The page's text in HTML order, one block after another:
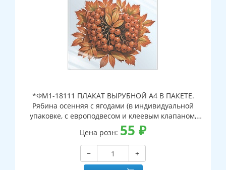
*ФМ1-18111 ПЛАКАТ ВЫРУБНОЙ А4 В ПАКЕТЕ.
Рябина осенняя с ягодами (в индивидуальной
упаковке, с европодвесом и клеевым клапаном,
двухсторонний, ВД-лак)
Цена розн: 55 ₽
−
+